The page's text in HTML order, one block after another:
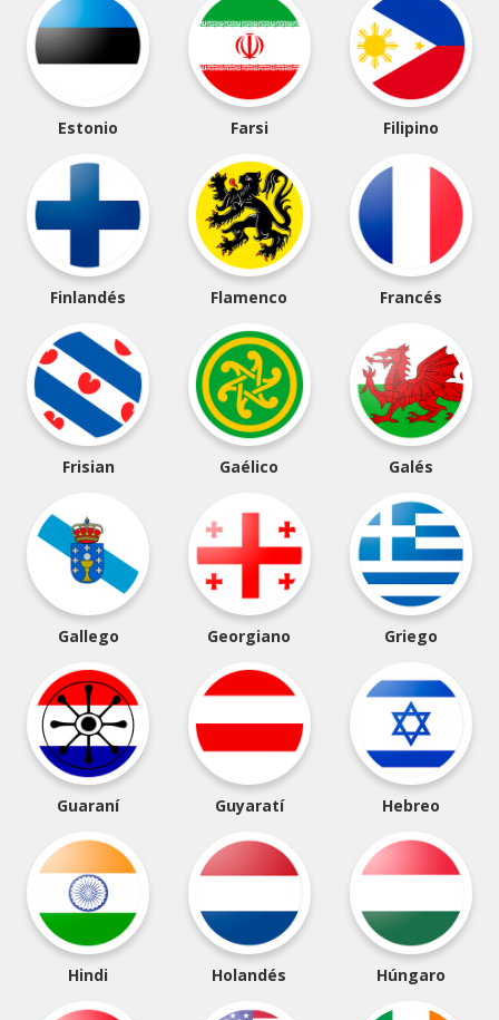
Estonio Farsi Filipino
Finlandés Flamenco Francés
Frisian Gaélico Galés
Gallego Georgiano Griego
Guaraní Guyaratí Hebreo
Hindi Holandés Húngaro